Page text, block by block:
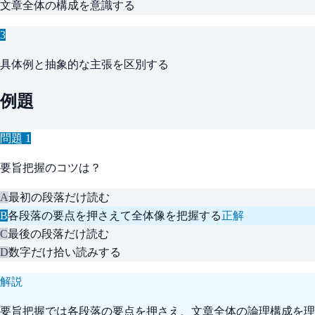
文章全体の構成を意識する
3
具体例と抽象的な主張を区別する
例題
問題 1
要旨把握のコツは？
A最初の段落だけ読む
B各段落の要点を押さえて全体像を把握する正解
C最後の段落だけ読む
D数字だけ拾い読みする
解説
要旨把握では各段落の要点を押さえ、文章全体の論理構成を